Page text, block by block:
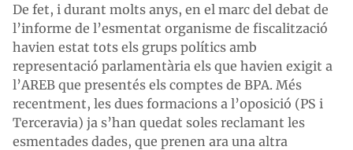
De fet, i durant molts anys, en el marc del debat de
l’informe de l’esmentat organisme de fiscalització
havien estat tots els grups polítics amb
representació parlamentària els que havien exigit a
l’AREB que presentés els comptes de BPA. Més
recentment, les dues formacions a l’oposició (PS i
Terceravia) ja s’han quedat soles reclamant les
esmentades dades, que prenen ara una altra